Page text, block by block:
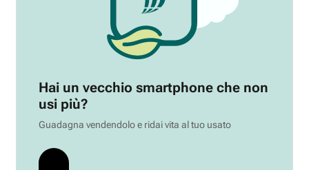
Hai un vecchio smartphone che non
usi più?
Guadagna vendendolo e ridai vita al tuo usato